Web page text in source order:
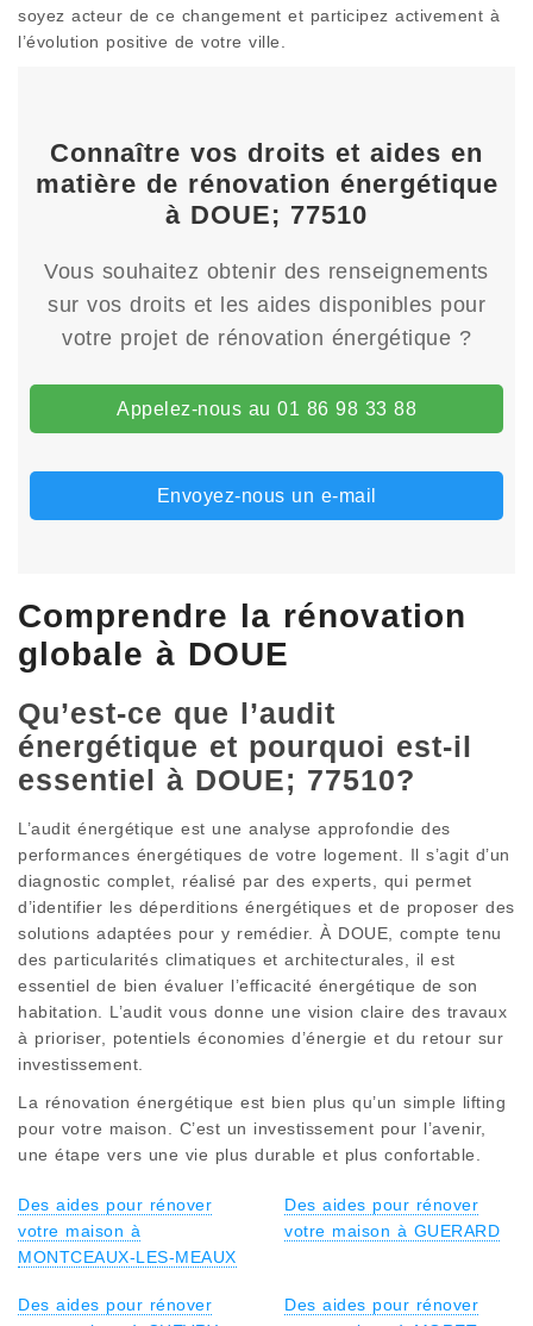
soyez acteur de ce changement et participez activement à
l’évolution positive de votre ville.
Connaître vos droits et aides en
matière de rénovation énergétique
à DOUE; 77510
Vous souhaitez obtenir des renseignements
sur vos droits et les aides disponibles pour
votre projet de rénovation énergétique ?
Appelez-nous au 01 86 98 33 88
Envoyez-nous un e-mail
Comprendre la rénovation
globale à DOUE
Qu’est-ce que l’audit
énergétique et pourquoi est-il
essentiel à DOUE; 77510?
L’audit énergétique est une analyse approfondie des
performances énergétiques de votre logement. Il s’agit d’un
diagnostic complet, réalisé par des experts, qui permet
d’identifier les déperditions énergétiques et de proposer des
solutions adaptées pour y remédier. À DOUE, compte tenu
des particularités climatiques et architecturales, il est
essentiel de bien évaluer l’efficacité énergétique de son
habitation. L’audit vous donne une vision claire des travaux
à prioriser, potentiels économies d’énergie et du retour sur
investissement.
La rénovation énergétique est bien plus qu’un simple lifting
pour votre maison. C’est un investissement pour l’avenir,
une étape vers une vie plus durable et plus confortable.
Des aides pour rénover
votre maison à
MONTCEAUX-LES-MEAUX
Des aides pour rénover
votre maison à GUERARD
Des aides pour rénover
Des aides pour rénover